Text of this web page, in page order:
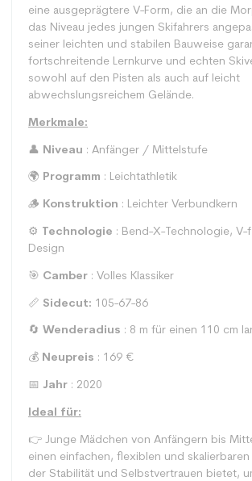
eine ausgeprägtere V-Form, die an die
das Niveau jedes jungen Skifahrers
seiner leichten und stabilen Bauweise
fortschreitende Lernkurve und echten
sowohl auf den Pisten als auch auf leicht
abwechslungsreichem Gelände.
Merkmale:
👤 Niveau : Anfänger / Mittelstufe
🌍 Programm : Leichtathletik
🪵 Konstruktion : Leichter Verbundkern
⚙️ Technologie : Bend-X-Technologie, V-
Design
🎯 Camber : Volles Klassiker
📏 Sidecut: 105-67-86
🔄 Wenderadius : 8 m für einen 110 cm
💰 Neupreis : 169 €
📅 Jahr : 2020
Ideal für:
👉 Junge Mädchen von Anfängern bis
einen einfachen, flexiblen und skalierbaren
der Stabilität und Selbstvertrauen bietet,